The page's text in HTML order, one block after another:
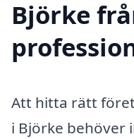
Björke
Att hitta rätt
i Björke behöver